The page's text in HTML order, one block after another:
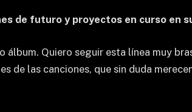
de futuro y proyectos en curso en
Quiero seguir esta línea muy
de las canciones, que sin duda